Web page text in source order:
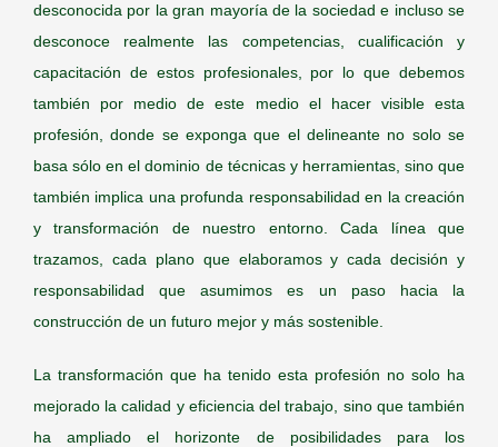
desconocida por la gran mayoría de la sociedad e incluso se
desconoce realmente las competencias, cualificación y
capacitación de estos profesionales, por lo que debemos
también por medio de este medio el hacer visible esta
profesión, donde se exponga que eldelineante no solo se
basa sólo en el dominio de técnicas y herramientas, sino que
también implica una profunda responsabilidad en la creación
y transformación de nuestro entorno. Cada línea que
trazamos, cada plano que elaboramos y cada decisión y
responsabilidad que asumimos es un paso hacia la
construcción de un futuro mejor y más sostenible.
La transformación que ha tenido esta profesión no solo ha
mejorado la calidad y eficiencia del trabajo, sino que también
ha ampliado el horizonte de posibilidades para los